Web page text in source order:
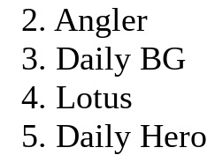
2. Angler
3. Daily BG
4. Lotus
5. Daily Hero